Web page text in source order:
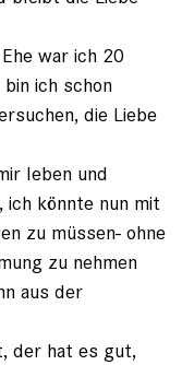
war ich 20
ich schon
die Liebe
leben und
ich könnte nun mit
zu müssen- ohne
zu nehmen
aus der
der hat es gut,